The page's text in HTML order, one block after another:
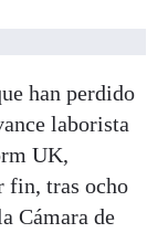
han perdido
laborista
UK,
fin, tras ocho
Cámara de